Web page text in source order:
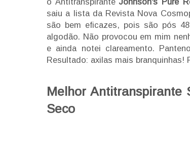
saiu a lista da Revista Nova
são bem eficazes, pois são pós
algodão. Não provocou em mim
e ainda notei clareamento.
Resultado: axilas mais branquinhas!
Melhor Antitranspirante
Seco